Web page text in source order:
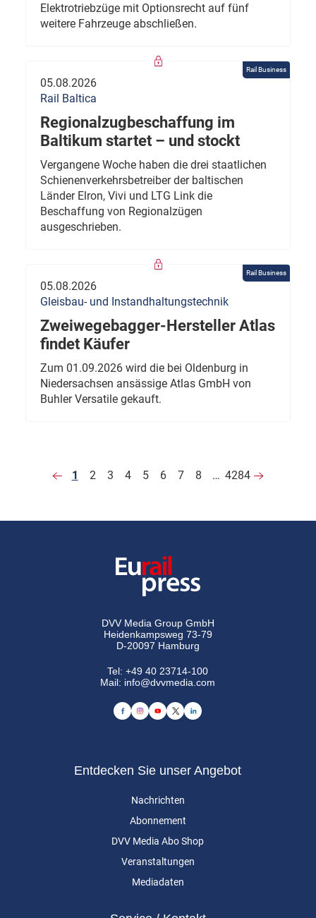
Elektrotriebzüge mit Optionsrecht auf fünf
weitere Fahrzeuge abschließen.
Rail Business
05.08.2026
Rail Baltica
Regionalzugbeschaffung im
Baltikum startet – und stockt
Vergangene Woche haben die drei staatlichen
Schienenverkehrsbetreiber der baltischen
Länder Elron, Vivi und LTG Link die
Beschaffung von Regionalzügen
ausgeschrieben.
Rail Business
05.08.2026
Gleisbau- und Instandhaltungstechnik
Zweiwegebagger-Hersteller Atlas
findet Käufer
Zum 01.09.2026 wird die bei Oldenburg in
Niedersachsen ansässige Atlas GmbH von
Buhler Versatile gekauft.
1 2 3 4 5 6 7 8 … 4284
DVV Media Group GmbH
Heidenkampsweg 73-79
D-20097 Hamburg
Tel:+49 40 23714-100
Mail: info@dvvmedia.com
Entdecken Sie unser Angebot
Nachrichten
Abonnement
DVV Media Abo Shop
Veranstaltungen
Mediadaten